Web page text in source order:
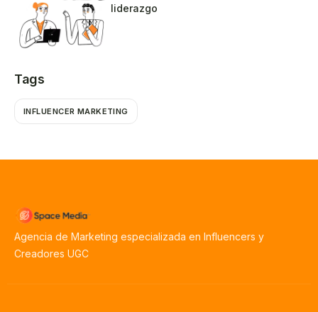
liderazgo
Tags
INFLUENCER MARKETING
Agencia de Marketing especializada en Influencers y
Creadores UGC